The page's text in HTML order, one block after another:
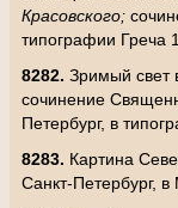
Красовского;
типографии Греча
8282. Зримый свет
сочинение
Петербург, в
8283. Картина
Санкт-Петербург,